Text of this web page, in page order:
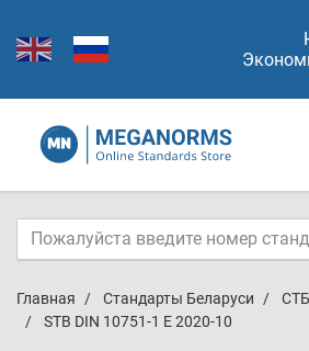
Главная Стандарты Беларуси
СТБ
STB DIN 10751-1 E 2020-10